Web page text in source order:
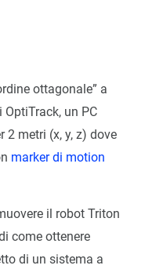
ottagonale” a
OptiTrack, un PC
2 metri (x, y, z) dove
marker di motion
il robot Triton
come ottenere
di un sistema a